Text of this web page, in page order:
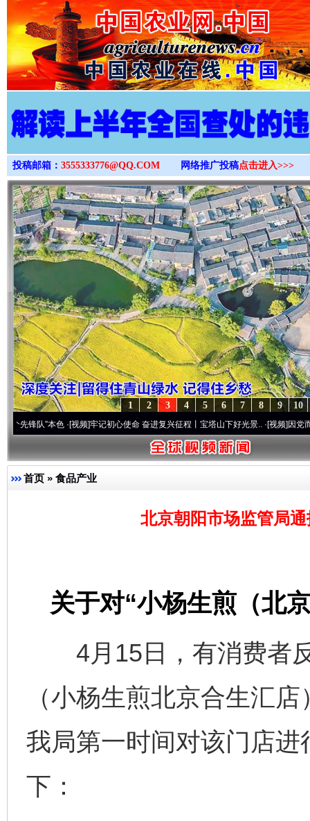
>
投稿邮箱： 3555333776@QQ.COM 网络推广投稿点击进入>>>
10
9
8
7
6
5
4
3
2
1
”本色·[视频]牢记初心使命 奋进复兴征程丨宝塔山下好光景..·[视频]因党而生 为党
首页 » 食品产业
北京朝阳市场监管局
关于对“小杨生煎（北
4月15日，有消费者反
（小杨生煎北京合生汇
我局第一时间对该门店
下：